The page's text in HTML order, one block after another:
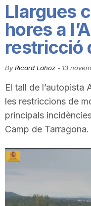
C
i
u
t
Llargues
hores a
restricció
By Ricard Lahoz - 13
El tall de l’autopista
les restriccions de
principals
Camp de Tarragona.